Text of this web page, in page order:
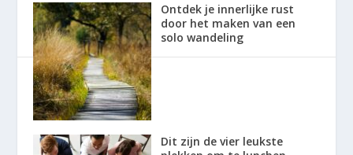
Ontdek je innerlijke rust
door het maken van een
solo wandeling
Dit zijn de vier leukste